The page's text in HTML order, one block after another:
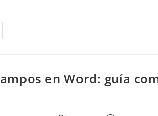
en Word: guía